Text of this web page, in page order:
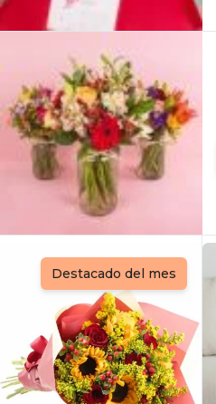
Destacado del mes